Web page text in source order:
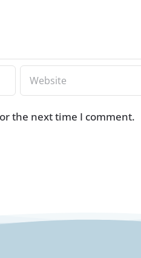
the next time I comment.